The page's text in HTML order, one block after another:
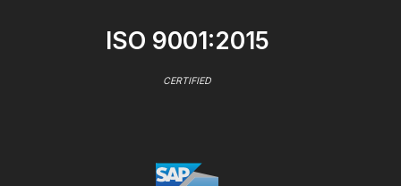
ISO 9001:2015
CERTIFIED